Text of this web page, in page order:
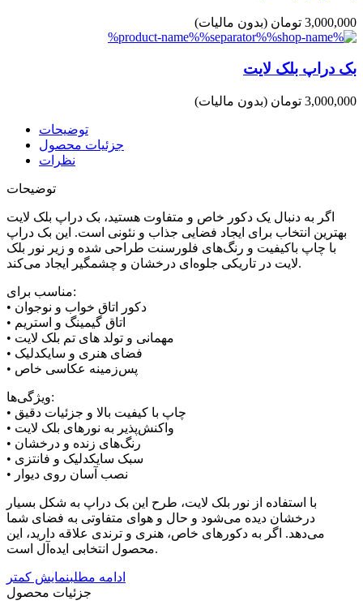
3,000,000 تومان (بدون مالیات)
بک دراپ بلک لایت
3,000,000 تومان (بدون مالیات)
توضیحات
جزئیات محصول
نظرات
توضیحات
اگر به دنبال یک دکور خاص و متفاوت هستید، بک دراپ بلک لایت
بهترین انتخاب برای ایجاد فضایی جذاب و نئونی است. این بک دراپ
با چاپ باکیفیت و رنگ‌های فلورسنت طراحی شده و زیر نور بلک
لایت در تاریکی جلوه‌ای درخشان و چشمگیر ایجاد می‌کند.
مناسب برای:
• دکور اتاق خواب و نوجوان
• اتاق گیمینگ و استریم
• مهمانی و تولد های تم بلک لایت
• فضای هنری و سایکدلیک
• پس‌زمینه عکاسی خاص
ویژگی‌ها:
• چاپ با کیفیت بالا و جزئیات دقیق
• واکنش‌پذیر به نورهای بلک لایت
• رنگ‌های زنده و درخشان
• سبک سایکدلیک و فانتزی
• نصب آسان روی دیوار
با استفاده از نور بلک لایت، طرح این بک دراپ به شکل بسیار
درخشان دیده می‌شود و حال و هوای متفاوتی به فضای شما
می‌دهد. اگر به دکورهای خاص، هنری و ترندی علاقه دارید، این
محصول انتخابی ایده‌آل است.
ادامه مطلبنمایش کمتر
جزئیات محصول